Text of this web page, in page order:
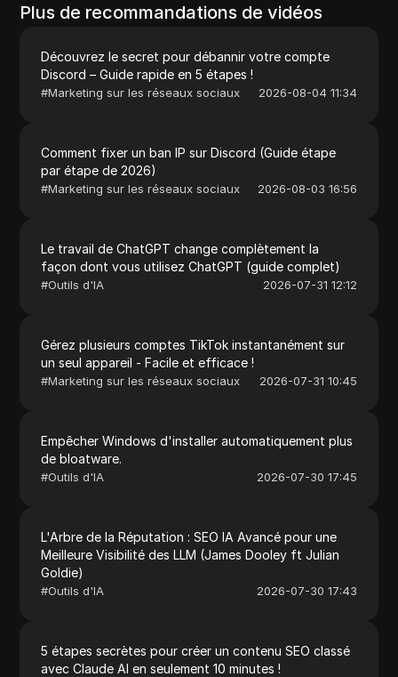
Plus de recommandations de vidéos
Découvrez le secret pour débannir votre compte
Discord – Guide rapide en 5 étapes !
#Marketing sur les réseaux sociaux 2026-08-04 11:34
Comment fixer un ban IP sur Discord (Guide étape
par étape de 2026)
#Marketing sur les réseaux sociaux 2026-08-03 16:56
Le travail de ChatGPT change complètement la
façon dont vous utilisez ChatGPT (guide complet)
#Outils d'IA 2026-07-31 12:12
Gérez plusieurs comptes TikTok instantanément sur
un seul appareil - Facile et efficace !
#Marketing sur les réseaux sociaux 2026-07-31 10:45
Empêcher Windows d'installer automatiquement plus
de bloatware.
#Outils d'IA 2026-07-30 17:45
L'Arbre de la Réputation : SEO IA Avancé pour une
Meilleure Visibilité des LLM (James Dooley ft Julian
Goldie)
#Outils d'IA 2026-07-30 17:43
5 étapes secrètes pour créer un contenu SEO classé
avec Claude AI en seulement 10 minutes !